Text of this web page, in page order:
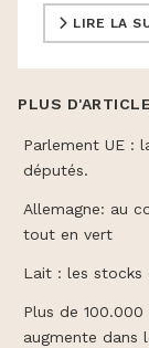
LIRE LA
PLUS
Parlement UE :
députés.
Allemagne: au
tout en vert
Lait : les stocks
Plus de
augmente dans